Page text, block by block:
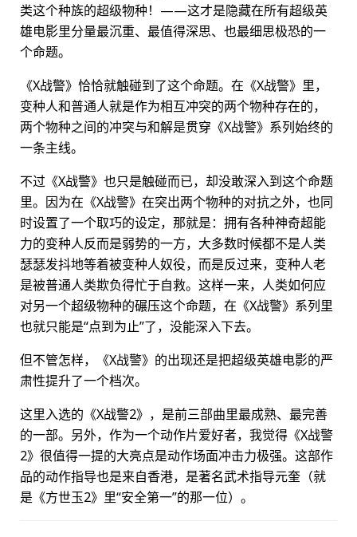
类这个种族的超级物种！——这才是隐藏在所有超级英
雄电影里分量最沉重、最值得深思、也最细思极恐的一
个命题。
《X战警》恰恰就触碰到了这个命题。在《X战警》里，
变种人和普通人就是作为相互冲突的两个物种存在的，
两个物种之间的冲突与和解是贯穿《X战警》系列始终的
一条主线。
不过《X战警》也只是触碰而已，却没敢深入到这个命题
里。因为在《X战警》在突出两个物种的对抗之外，也同
时设置了一个取巧的设定，那就是：拥有各种神奇超能
力的变种人反而是弱势的一方，大多数时候都不是人类
瑟瑟发抖地等着被变种人奴役，而是反过来，变种人老
是被普通人类欺负得忙于自救。这样一来，人类如何应
对另一个超级物种的碾压这个命题，在《X战警》系列里
也就只能是“点到为止”了，没能深入下去。
但不管怎样，《X战警》的出现还是把超级英雄电影的严
肃性提升了一个档次。
这里入选的《X战警2》，是前三部曲里最成熟、最完善
的一部。另外，作为一个动作片爱好者，我觉得《X战警
2》很值得一提的大亮点是动作场面冲击力极强。这部作
品的动作指导也是来自香港，是著名武术指导元奎（就
是《方世玉2》里“安全第一”的那一位）。